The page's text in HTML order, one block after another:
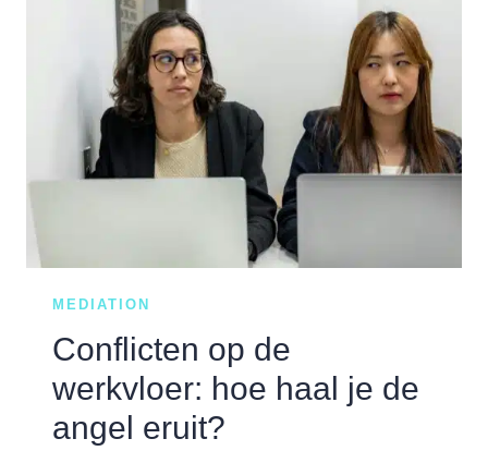
ONTDEK
HIER
WAT
ER
VAAK
MISGAAT…
MEDIATION
Conflicten op de
werkvloer: hoe haal je de
angel eruit?